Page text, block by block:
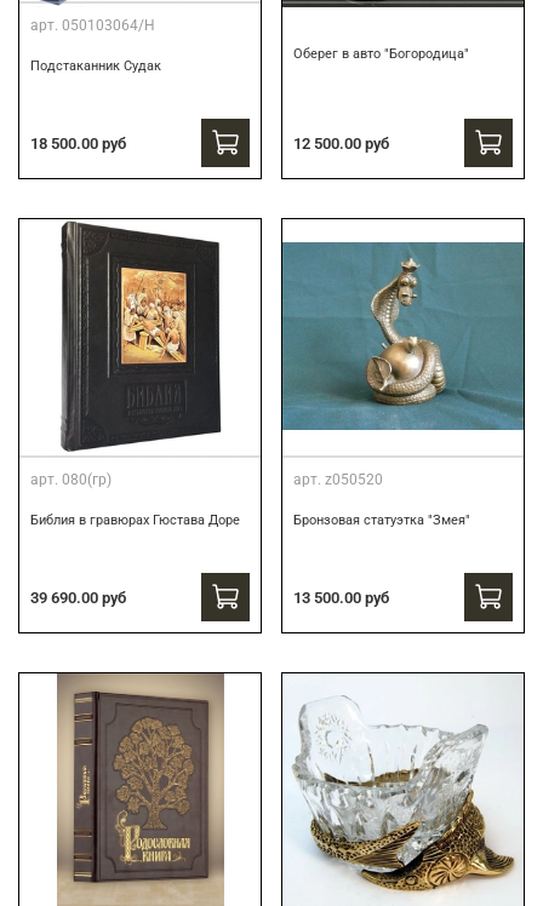
арт. 050103064/Н
Подстаканник Судак
18 500.00 руб
Оберег в авто "Богородица"
12 500.00 руб
арт. 080(гр)
Библия в гравюрах Гюстава Доре
39 690.00 руб
арт. z050520
Бронзовая статуэтка "Змея"
13 500.00 руб